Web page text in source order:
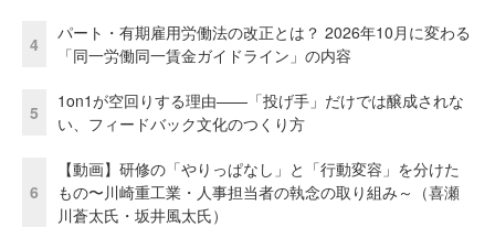
4
パート・有期雇用労働法の改正とは？ 2026年10月に変わる
「同一労働同一賃金ガイドライン」の内容
5
1on1が空回りする理由——「投げ手」だけでは醸成されな
い、フィードバック文化のつくり方
6
【動画】研修の「やりっぱなし」と「行動変容」を分けた
もの〜川崎重工業・人事担当者の執念の取り組み～（喜瀬
川蒼太氏・坂井風太氏）